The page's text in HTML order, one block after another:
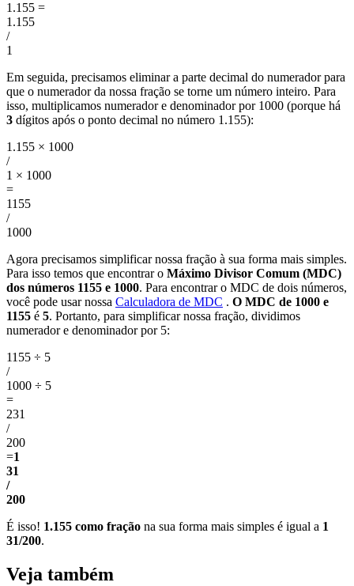
1.155 =
1.155
/
1
Em seguida, precisamos eliminar a parte decimal do numerador para
que o numerador da nossa fração se torne um número inteiro. Para
isso, multiplicamos numerador e denominador por 1000 (porque há
3 dígitos após o ponto decimal no número 1.155):
1.155 × 1000
/
1 × 1000
=
1155
/
1000
Agora precisamos simplificar nossa fração à sua forma mais simples.
Para isso temos que encontrar o Máximo Divisor Comum (MDC)
dos números 1155 e 1000. Para encontrar o MDC de dois números,
você pode usar nossa Calculadora de MDC . O MDC de 1000 e
1155 é 5. Portanto, para simplificar nossa fração, dividimos
numerador e denominador por 5:
1155 ÷ 5
/
1000 ÷ 5
=
231
/
200
=1
31
/
200
É isso! 1.155 como fração na sua forma mais simples é igual a 1
31/200.
Veja também